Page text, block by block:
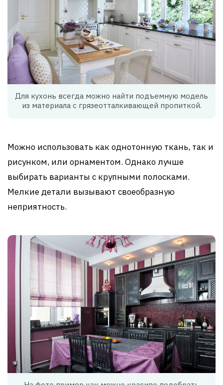
Для кухонь всегда можно найти подъемную модель
из материала с грязеотталкивающей пропиткой.
Можно использовать как однотонную ткань, так и
рисунком, или орнаментом. Однако лучше
выбирать варианты с крупными полосками.
Мелкие детали вызывают своеобразную
неприятность.